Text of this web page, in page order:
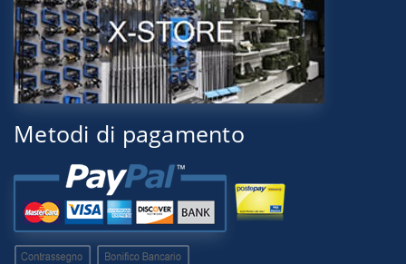
Metodi di pagamento